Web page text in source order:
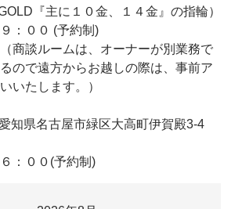
『主に１０金、１４金』の指輪）
：００ (予約制)
談ルームは、オーナーが別業務で
ので遠方からお越しの際は、事前ア
いたします。）
知県名古屋市緑区大高町伊賀殿3-4
：００(予約制)